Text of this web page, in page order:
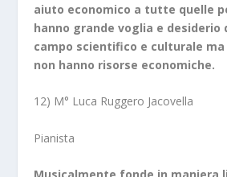
aiuto economico a tutte quelle
hanno grande voglia e desiderio
campo scientifico e culturale
non hanno risorse economiche.
12) M° Luca Ruggero Jacovella
Pianista